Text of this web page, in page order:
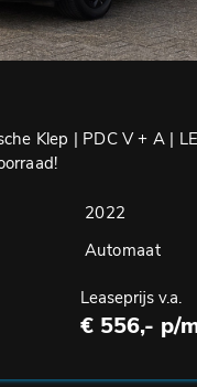
Klep | PDC V + A |
2022
Automaat
Leaseprijs v.a.
€ 556,- p/